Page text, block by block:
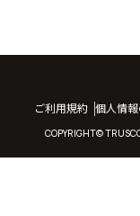
ご利用規約 個人情
COPYRIGHT©